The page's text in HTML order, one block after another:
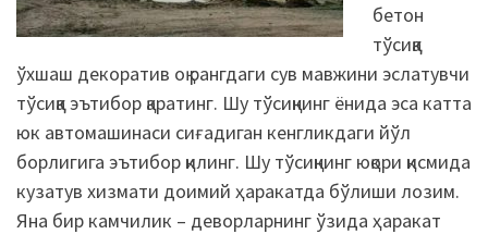
бетон
тўсиққа
ўхшаш декоратив оқ рангдаги сув мавжини эслатувчи
тўсиққа эътибор қаратинг. Шу тўсиқнинг ёнида эса катта
юк автомашинаси сиғадиган кенгликдаги йўл
борлигига эътибор қилинг. Шу тўсиқнинг юқори қисмида
кузатув хизмати доимий ҳаракатда бўлиши лозим.
Яна бир камчилик – деворларнинг ўзида ҳаракат